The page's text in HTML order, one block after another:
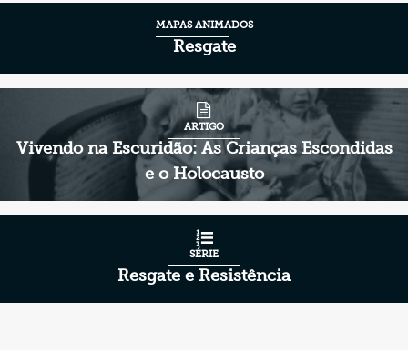
Resgate
MAPAS ANIMADOS
Vivendo na Escuridão: As Crianças Escondidas
e o Holocausto
ARTIGO
Resgate e Resistência
SÉRIE